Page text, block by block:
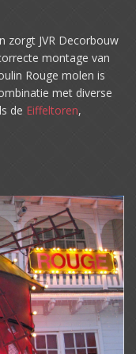
zorgt JVR Decorbouw
montage van
Rouge molen is
met diverse
de Eiffeltoren,